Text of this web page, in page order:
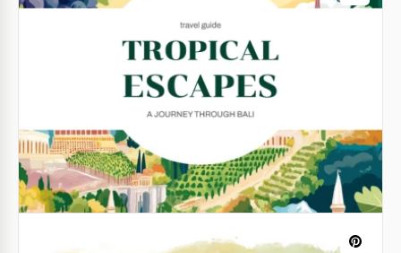
Portada de libro para niños
Bienvenido/a a descubrir esta increíble Plantilla de
Portada de Libro Infantil en Google Docs - ¡El Viaje al
Cuento de Hadas!
Google Docs